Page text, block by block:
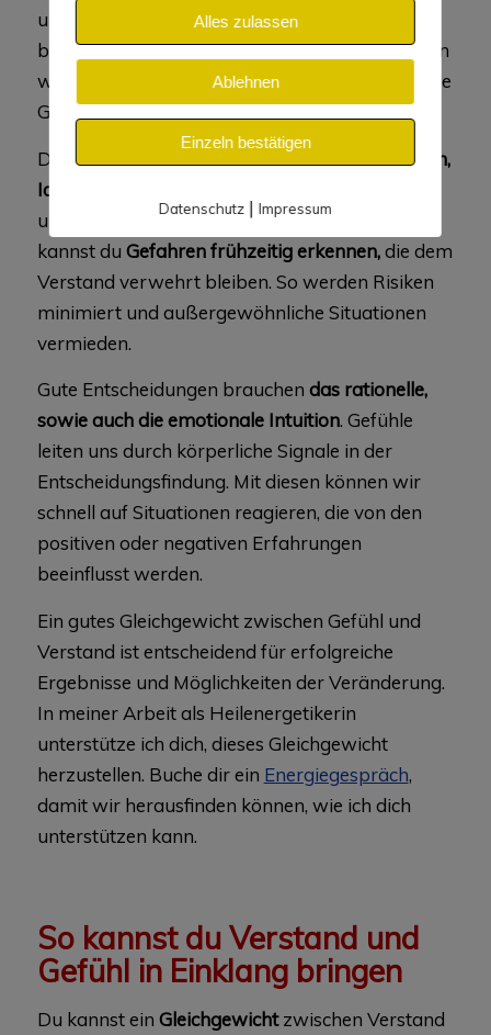
unbekannte Situationen geht, kann die Intuition
besonders hilfreich sein. Mit der Intuition können
wir
unausgesprochene Signale erkennen
und die
Gefühle anderer Menschen verstehen.
Die eigene Intuition hilft bei
kreativen Prozessen,
Ideen und Eingebungen
und umzusetzen. Durch dein Bauchgefühl
kannst du Gefahren frühzeitig erkennen,die dem
Verstand verwehrt bleiben. So werden Risiken
minimiert und außergewöhnliche Situationen
vermieden.
Gute Entscheidungen brauchen das rationelle,
sowie auch die emotionale Intuition. Gefühle
leiten uns durch körperliche Signale in der
Entscheidungsfindung. Mit diesen können wir
schnell auf Situationen reagieren, die von den
positiven oder negativen Erfahrungen
beeinflusst werden.
Ein gutes Gleichgewicht zwischen Gefühl und
Verstand ist entscheidend für erfolgreiche
Ergebnisse und Möglichkeiten der Veränderung.
In meiner Arbeit als Heilenergetikerin
unterstütze ich dich, dieses Gleichgewicht
herzustellen. Buche dir ein Energiegespräch,
damit wir herausfinden können, wie ich dich
unterstützen kann.
So kannst du Verstand und
Gefühl in Einklang bringen
Du kannst ein Gleichgewichtzwischen Verstand
Alles zulassen
Ablehnen
Einzeln bestätigen
Datenschutz| Impressum